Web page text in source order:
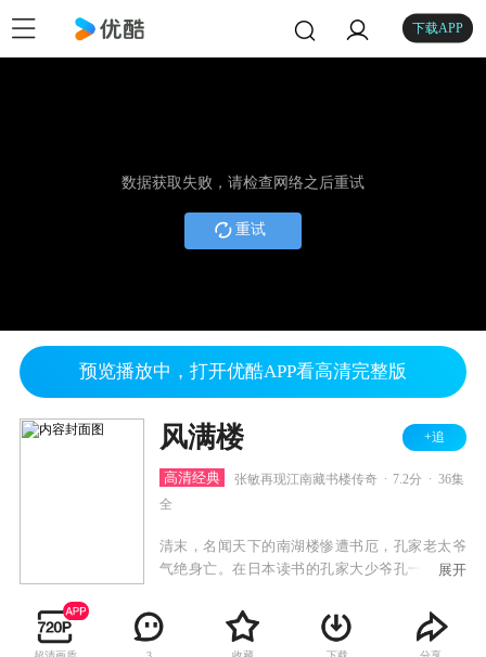
下载APP
数据获取失败，请检查网络之后重试
重试
预览播放中，打开优酷APP看高清完整版
风满楼 +追
高清经典 张敏再现江南藏书楼传奇 7.2分
36集
全
清末，名闻天下的南湖楼惨遭书厄，孔家老太爷
气绝身亡。在日本读书的孔家大少爷孔一白赶回
籍。孔一白怀疑是神秘偷书组织“落花宫”发誓报
仇，与南湖楼同样名闻天下的风满楼也派出三少
展开